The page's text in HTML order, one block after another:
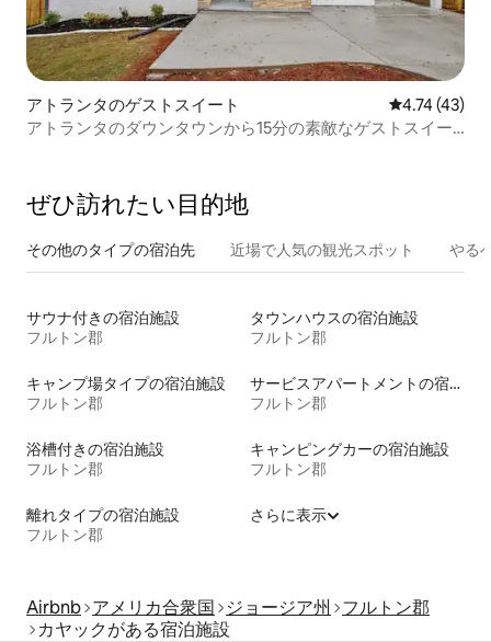
アトランタのゲストスイート レビュー43
4.74 (43)
アトランタのダウンタウンから15分の素敵なゲストスイー
ぜひ訪⁠れ⁠た⁠い目⁠的⁠地
その他のタ⁠イ⁠プ⁠の宿⁠泊⁠先 近場で人気の観光スポット やる
サウナ付きの宿泊施設
フルトン郡
タウンハウスの宿泊施設
フルトン郡
キャンプ場タイプの宿泊施設
フルトン郡
サービスアパートメントの宿泊施設
フルトン郡
浴槽付きの宿泊施設
フルトン郡
キャンピングカーの宿泊施設
フルトン郡
離れタイプの宿泊施設
フルトン郡
さらに表示
Airbnb アメリカ合衆国 ジョージア州
フルトン郡
カヤックがある宿泊施設